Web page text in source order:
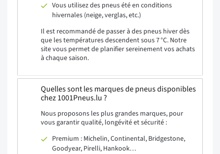
Vous utilisez des pneus été en conditions
hivernales (neige, verglas, etc.)
Il est recommandé de passer à des pneus hiver dès
que les températures descendent sous 7 °C. Notre
site vous permet de planifier sereinement vos achats
à chaque saison.
Quelles sont les marques de pneus disponibles
chez 1001Pneus.lu ?
Nous proposons les plus grandes marques, pour
vous garantir qualité, longévité et sécurité :
Premium : Michelin, Continental, Bridgestone,
Goodyear, Pirelli, Hankook…